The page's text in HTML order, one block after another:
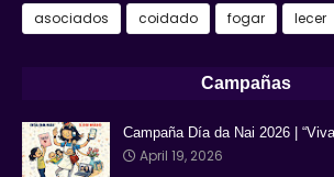
asociados coidado fogar lecer
Campañas
Campaña Día da Nai 2026 |
April 19, 2026